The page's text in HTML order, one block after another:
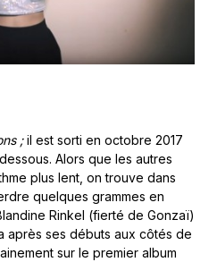
;il est sorti en octobre 2017
Alors que les autres
plus lent, on trouve dans
quelques grammes en
Rinkel (fierté de Gonzaï)
après ses débuts aux côtés de
sur le premier album